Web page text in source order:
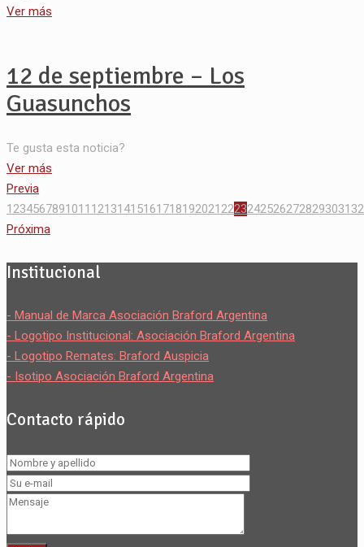
Ver más
12 de septiembre – Los
Guasunchos
Te gusta esta noticia?
Ver más
Previa
1 234567891011 12131415161718192021 22232425262728293031 32
Próxima
Institucional
- Manual de Marca Asociación Braford Argentina
- Logotipo Institucional: Asociación Braford Argentina
- Logotipo Remates: Braford Auspicia
- Isotipo Asociación Braford Argentina
Contacto rápido